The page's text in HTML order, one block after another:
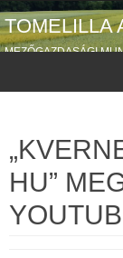
Megszakítás
TOMELILLA
MEZŐGAZDASÁGI
HU”